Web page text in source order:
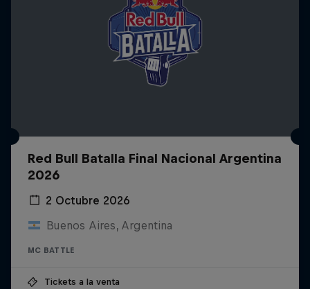
Red Bull Batalla Final Nacional Argentina
2026
2 Octubre 2026
Buenos Aires, Argentina
MC BATTLE
Tickets a la venta